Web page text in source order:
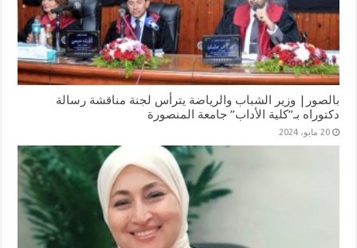
بالصور| وزير الشباب والرياضة يترأس لجنة مناقشة رسالة
دكتوراه بـ”كلية الأداب” جامعة المنصورة
20 مايو، 2024